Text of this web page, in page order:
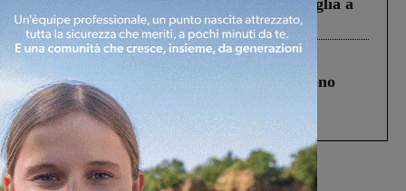
Fiorentino l’uomo che aveva ucciso la figlia a
Levane nel 2020
Cronaca 4 Agosto 2026
Un anno fa la strage in A1 in cui morirono
Gianni, Giulia e Franco. Lo schianto, il
processo, lo stop ai sorpassi fra tir....